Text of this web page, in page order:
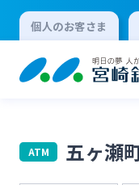
個人のお客さま
個人向け
ATM 五ヶ瀬